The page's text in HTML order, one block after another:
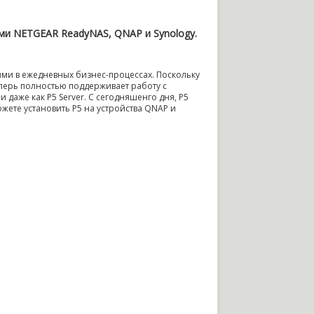
ReadyNAS, QNAP и Synology.
в ежедневных бизнес-процессах. Поскольку
полностью поддерживает работу с
даже как P5 Server. С сегодняшенго дня, P5
установить P5 на устройства QNAP и